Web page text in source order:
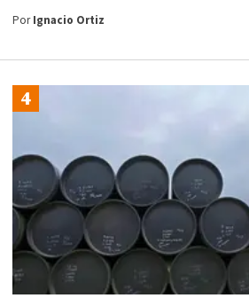
PorIgnacio Ortiz